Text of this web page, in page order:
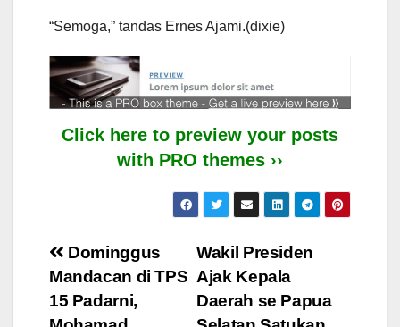
“Semoga,” tandas Ernes Ajami.(dixie)
Click here to preview your posts
with PRO themes ››
Post
navigation
Wakil Presiden
Ajak Kepala
Daerah se Papua
Dominggus
Mandacan di TPS
15 Padarni,